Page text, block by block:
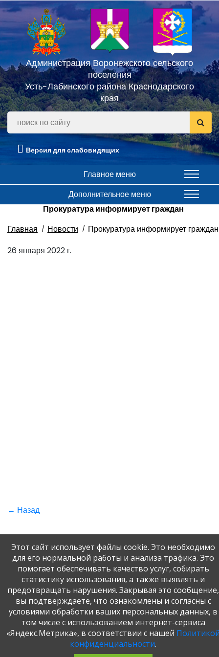
Администрация Воронежского сельского
поселения
Усть-Лабинского района Краснодарского
края
Версия для слабовидящих
Главное меню
Дополнительное меню
Прокуратура информирует граждан
Главная
Новости
Прокуратура информирует граждан
26 января 2022 г.
← Назад
© 2020-2026. Разработка и поддержка: ООО
«СибСР»
Все права защищены законом
и международными соглашениями.
Этот сайт использует файлы cookie. Это необходимо
для его нормальной работы и анализа трафика. Это
помогает обеспечивать качество услуг, собирать
статистику использования, а также выявлять и
предотвращать нарушения. Закрывая это сообщение,
вы подтверждаете, что ознакомлены и согласны с
условиями обработки ваших персональных данных, в
том числе с использованием интернет-сервиса
«Яндекс.Метрика», в соответствии с нашей
конфиденциальности.